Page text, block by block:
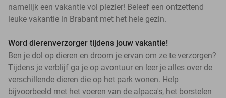
namelijk een vakantie vol plezier! Beleef een ontzettend
leuke vakantie in Brabant met het hele gezin.
Word dierenverzorger tijdens jouw vakantie!
Ben je dol op dieren en droom je ervan om ze te verzorgen?
Tijdens je verblijf ga je op avontuur en leer je alles over de
verschillende dieren die op het park wonen. Help
bijvoorbeeld met het voeren van de alpaca's, het borstelen